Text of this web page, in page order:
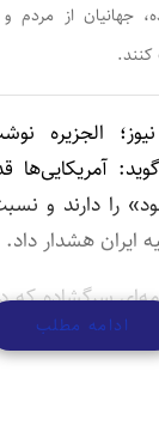
جهانیان از مردم
کنند.
الجزیره
را دارند و
ایران هشدار داد.
سرگشاده
تهدیدهای مکرر
تنها بر عهده یک
ادامه مطلب